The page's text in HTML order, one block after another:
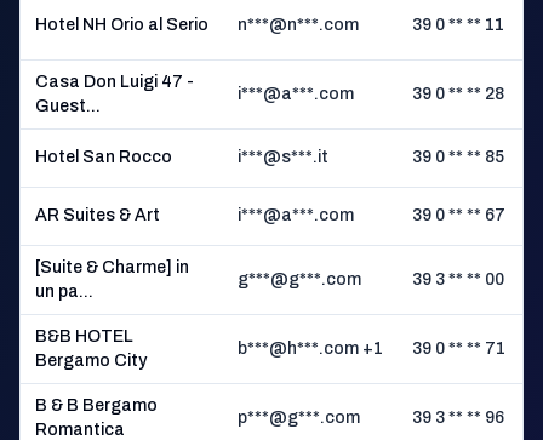
Hotel NH Orio al Serio n***@n***.com 39 0 ** ** 11
Casa Don Luigi 47 -
Guest...
i***@a***.com 39 0 ** ** 28
Hotel San Rocco i***@s***.it 39 0 ** ** 85
AR Suites & Art i***@a***.com 39 0 ** ** 67
[Suite & Charme] in
un pa...
g***@g***.com 39 3 ** ** 00
B&B HOTEL
Bergamo City
b***@h***.com +1 39 0 ** ** 71
B & B Bergamo
Romantica
p***@g***.com 39 3 ** ** 96